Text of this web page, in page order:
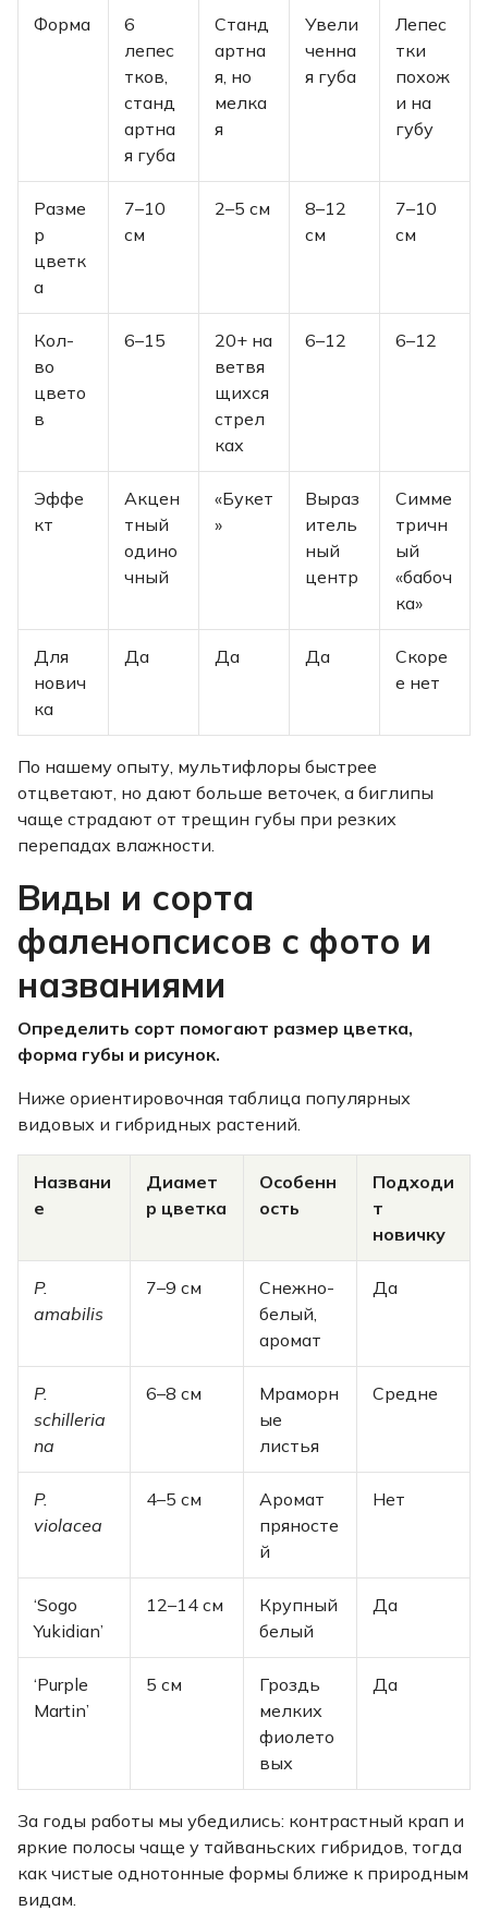
Форма
6
лепес
тков,
станд
артна
я губа
Станд
артна
я, но
мелка
я
Увели
ченна
я губа
Лепес
тки
похож
и на
губу
Разме
р
цветк
а
7–10
см
2–5 см
8–12
см
7–10
см
Кол-
во
цвето
в
6–15
20+ на
ветвя
щихся
стрел
ках
6–12 6–12
Эффе
кт
Акцен
тный
одино
чный
«Букет
»
Выраз
итель
ный
центр
Симме
тричн
ый
«бабоч
ка»
Для
нович
ка
Да Да Да
Скоре
е нет
По нашему опыту, мультифлоры быстрее
отцветают, но дают больше веточек, а биглипы
чаще страдают от трещин губы при резких
перепадах влажности.
Виды и сорта
фаленопсисов с фото и
названиями
Определить сорт помогают размер цветка,
форма губы и рисунок.
Ниже ориентировочная таблица популярных
видовых и гибридных растений.
Названи
е
Диамет
р цветка
Особенн
ость
Подходи
т
новичку
P.
amabilis
7–9 см
Снежно-
белый,
аромат
Да
P.
schilleria
na
6–8 см
Мраморн
ые
листья
Средне
P.
violacea
4–5 см
Аромат
пряносте
й
Нет
‘Sogo
Yukidian’
12–14 см
Крупный
белый
Да
‘Purple
Martin’
5 см
Гроздь
мелких
фиолето
вых
Да
За годы работы мы убедились: контрастный крап и
яркие полосы чаще у тайваньских гибридов, тогда
как чистые однотонные формы ближе к природным
видам.